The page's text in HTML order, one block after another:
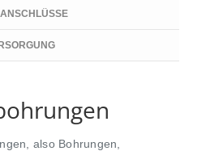
also Bohrungen,